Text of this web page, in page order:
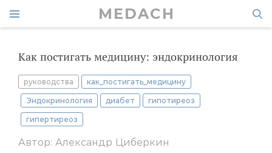
MEDACH
Как постигать медицину: эндокринология
руководства как_постигать_медицину
Эндокринология диабет гипотиреоз
гипертиреоз
Автор: Александр Циберкин